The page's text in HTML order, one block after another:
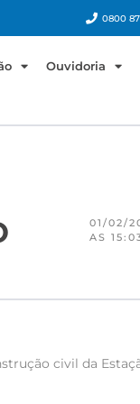
0800
Ouvidoria
01/02/
AS
civil da